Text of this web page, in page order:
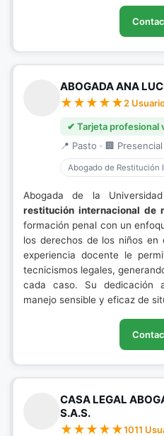
ABOGADA ANA
2
✔ Tarjeta profesional
📍 Pasto · 🏢
Abogado de Restitución
Abogada de la
restitución internacional de
formación penal con un
los derechos de los niños en
experiencia docente le
tecnicismos legales,
cada caso. Su dedicación
manejo sensible y eficaz de
CASA LEGAL
S.A.S.
1011